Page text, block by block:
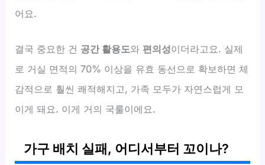
어요.
결국 중요한 건 공간 활용도와 편의성이더라고요. 실제
로 거실 면적의 70% 이상을 유효 동선으로 확보하면 체
감적으로 훨씬 쾌적해지고, 가족 모두가 자연스럽게 모
이게 돼요. 이게 거의 국룰이에요.
가구 배치 실패, 어디서부터 꼬이나?